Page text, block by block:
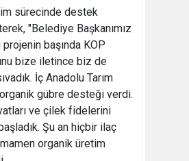
sürecinde destek
"Belediye Başkanımız
başında KOP
bize iletince biz de
İç Anadolu Tarım
gübre desteği verdi.
ve çilek fidelerini
Şu an hiçbir ilaç
organik üretim